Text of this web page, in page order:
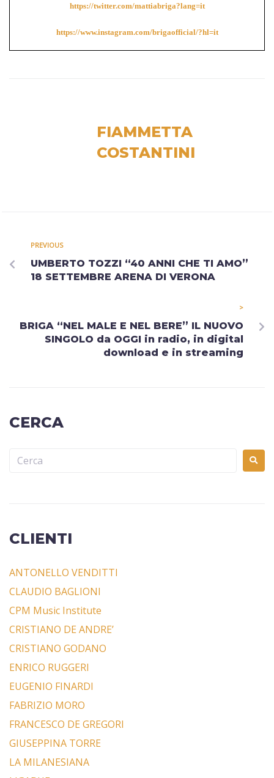
https://twitter.com/mattiabriga?lang=it
https://www.instagram.com/brigaofficial/?hl=it
FIAMMETTA
COSTANTINI
PREVIOUS
UMBERTO TOZZI “40 ANNI CHE TI AMO”
18 SETTEMBRE ARENA DI VERONA
>
BRIGA “NEL MALE E NEL BERE” IL NUOVO
SINGOLO da OGGI in radio, in digital
download e in streaming
CERCA
CLIENTI
ANTONELLO VENDITTI
CLAUDIO BAGLIONI
CPM Music Institute
CRISTIANO DE ANDRE’
CRISTIANO GODANO
ENRICO RUGGERI
EUGENIO FINARDI
FABRIZIO MORO
FRANCESCO DE GREGORI
GIUSEPPINA TORRE
LA MILANESIANA